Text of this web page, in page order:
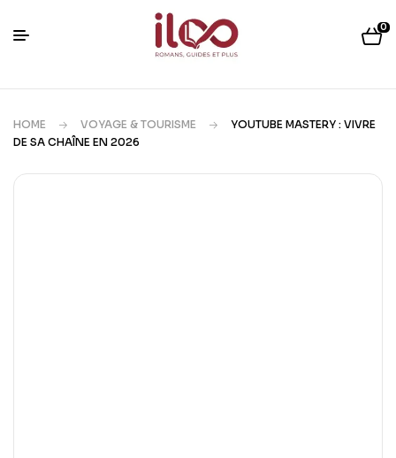
0
HOME VOYAGE & TOURISME
YOUTUBE MASTERY : VIVRE
DE SA CHAÎNE EN 2026